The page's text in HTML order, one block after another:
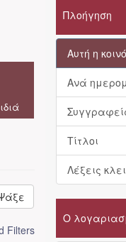
Filters
Πλοήγηση
Αυτή η
Ανά
Τίτλοι
Λέξεις
Ο